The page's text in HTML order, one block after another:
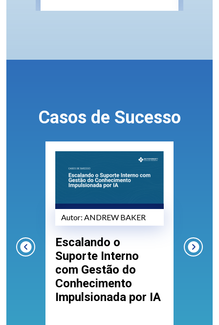
Casos de Sucesso
Autor: ANDREW BAKER
Escalando o
Suporte Interno
com Gestão do
Conhecimento
Impulsionada por IA